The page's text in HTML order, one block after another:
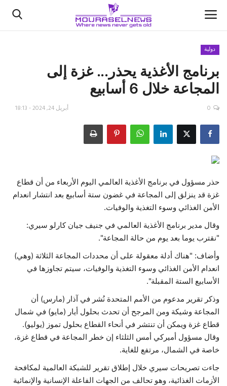
الأخبار
كتّابنا
اقتصاد
رياضة
فيديو
حياة
دولية
برنامج الأغذية يحذر... غزة إلى
المجاعة خلال 6 أسابيع
أبريل 24, 2024 - 18:13 0
حذر مسؤول في برنامج الأغذية العالمي اليوم الأربعاء من أن قطاع
غزة قد ينزلق إلى المجاعة في غضون ستة أسابيع بعد انتشار انعدام
الأمن الغذائي وسوء التغذية والوفيات.
وقال مدير برنامج الأغذية العالمي في جنيف جيان كارلو سيري:
"نقترب يوما بعد يوم من حالة المجاعة".
وأضاف: "هناك أدلة معقولة على أن محددات المجاعة الثلاثة (وهي)
انعدام الأمن الغذائي وسوء التغذية والوفيات، سيتم تجاوزها في
الأسابيع الستة المقبلة".
وذكر تقرير مدعوم من الأمم المتحدة نُشر في آذار (مارس) أن
المجاعة وشيكة ومن المرجح أن تحدث بحلول أيار (مايو) في شمال
قطاع غزة ويمكن أن تنتشر في أنحاء القطاع بحلول تموز (يوليو).
وقال مسؤول أميركي أمس الثلثاء إن خطر المجاعة في قطاع غزة،
خاصة في الشمال، مرتفع للغاية.
جاءت تصريحات سيري خلال إطلاق تقرير للشبكة العالمية لمكافحة
الأزمات الغذائية، وهو تحالف من الجهات الفاعلة الإنسانية والإنمائية